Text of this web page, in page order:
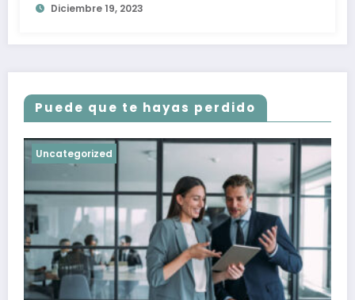
Diciembre 19, 2023
Puede que te hayas perdido
Uncategorized